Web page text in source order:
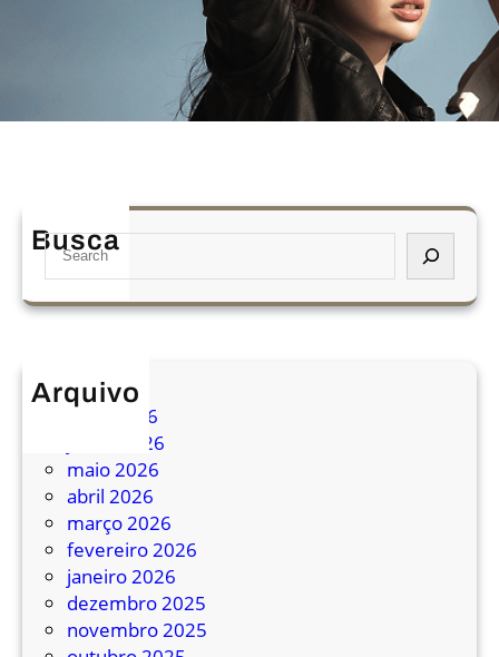
Busca
S
a
h
Arquivo
julho 2026
junho 2026
maio 2026
abril 2026
março 2026
fevereiro 2026
janeiro 2026
dezembro 2025
novembro 2025